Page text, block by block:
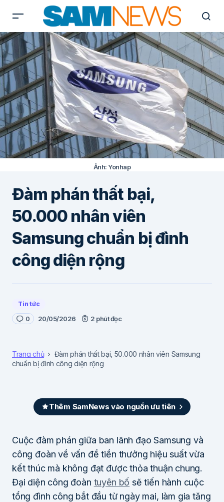
Ảnh: Yonhap
Đàm phán thất bại,
50.000 nhân viên
Samsung chuẩn bị đình
công diện rộng
Tin tức
0 20/05/2026 2 phút đọc
Trang chủ
Đàm phán thất bại, 50.000 nhân viên Samsung
chuẩn bị đình công diện rộng
Thêm SamNews vào nguồn ưu tiên
Cuộc đàm phán giữa ban lãnh đạo Samsung và
công đoàn về vấn đề tiền thưởng hiệu suất vừa
kết thúc mà không đạt được thỏa thuận chung.
Đại diện công đoàn tuyên bố sẽ tiến hành cuộc
tổng đình công bắt đầu từ ngày mai, làm gia tăng